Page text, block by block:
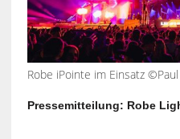
Robe iPointe im Einsatz
Pressemitteilung: Robe